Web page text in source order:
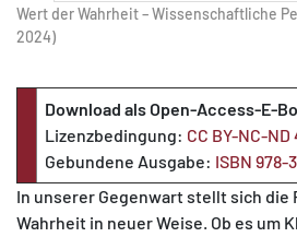
Wert der Wahrheit – Wissenschaftliche
2024)
Download als Open-Access-E-
Lizenzbedingung: CC BY-NC-ND
Gebundene Ausgabe: ISBN 978-
In unserer Gegenwart stellt sich die
Wahrheit in neuer Weise. Ob es um